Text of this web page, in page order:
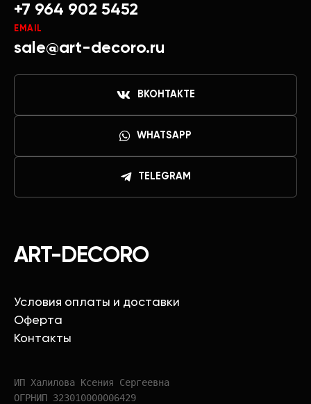
ART-DECORO
Условия оплаты и доставки
Оферта
Контакты
ИП Халилова Ксения Сергеевна
ОГРНИП 323010000006429
+7 964 902 5452
EMAIL
sale@art-decoro.ru
ВКОНТАКТЕ
WHATSAPP
TELEGRAM